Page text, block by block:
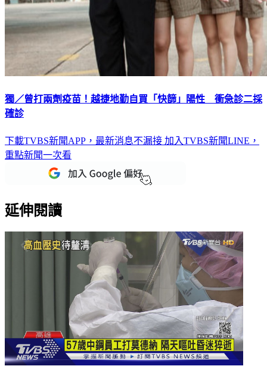
獨／曾打兩劑疫苗！越捷地勤自買「快篩」陽性 衝急診二採
確診
下載TVBS新聞APP，最新消息不漏接 加入TVBS新聞LINE，
重點新聞一次看
延伸閱讀